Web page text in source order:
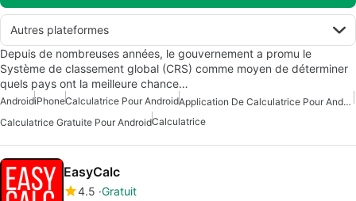
Autres plateformes
Depuis de nombreuses années, le gouvernement a promu le
Système de classement global (CRS) comme moyen de déterminer
quels pays ont la meilleure chance…
AndroidiPhoneCalculatrice Pour Android
Application De Calculatrice Pour Android
Calculatrice Gratuite Pour AndroidCalculatrice
EasyCalc
4.5 Gratuit